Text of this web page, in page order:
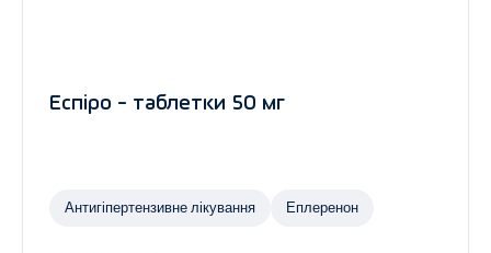
Еспіро - таблетки 50 мг
Антигіпертензивне лікування Еплеренон